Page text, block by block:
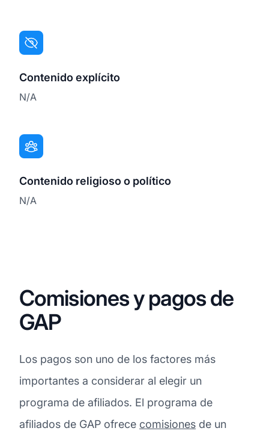
Contenido explícito
N/A
Contenido religioso o político
N/A
Comisiones y pagos de
GAP
Los pagos son uno de los factores más
importantes a considerar al elegir un
programa de afiliados. El programa de
afiliados de GAP ofrece comisiones de un